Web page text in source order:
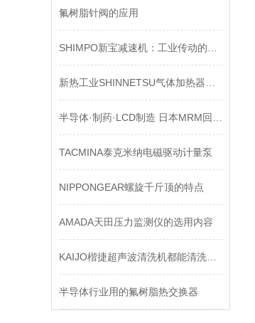
氟树脂针阀的应用
TACMINA泰克米纳电磁驱动计量泵
NIPPONGEAR螺旋千斤顶的特点
AMADA天田压力监测仪的选用内容
半导体行业用的氟树脂热交换器